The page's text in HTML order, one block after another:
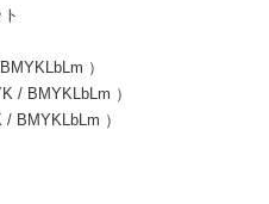
）
/ BMYKLbLm ）
BMYKLbLm ）